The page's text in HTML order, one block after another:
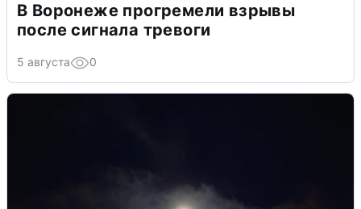
В Воронеже прогремели взрывы
после сигнала тревоги
5 августа 0